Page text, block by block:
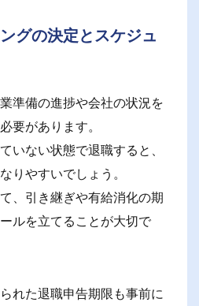
グの決定とスケジュ
準備の進捗や会社の状況を
要があります。
いない状態で退職すると、
りやすいでしょう。
、引き継ぎや有給消化の期
ルを立てることが大切で
れた退職申告期限も事前に